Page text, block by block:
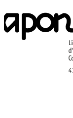
au
contenu
principal